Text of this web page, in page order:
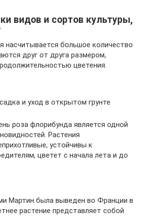
видов и сортов культуры,
насчитывается большое количество
друг от друга размером,
цветения.
и уход в открытом грунте
роза флорибунда является одной
Растения
устойчивы к
цветет с начала лета и до
Мартин была выведен во Франции в
растение представляет собой